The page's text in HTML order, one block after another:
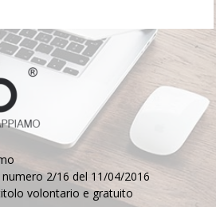
2/16 del 11/04/2016
volontario e gratuito